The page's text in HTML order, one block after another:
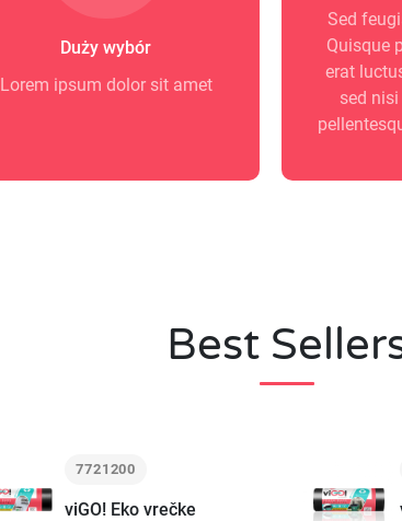
Duży wybór
Lorem ipsum dolor sit amet
Sed
Quisque
erat
sed
Best
7721200
viGO! Eko vrečke